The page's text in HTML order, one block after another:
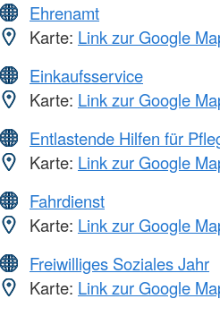
Ehrenamt
Karte: Link zur Google
Einkaufsservice
Karte: Link zur Google
Entlastende Hilfen für
Karte: Link zur Google
Fahrdienst
Karte: Link zur Google
Freiwilliges Soziales Jahr
Karte: Link zur Google